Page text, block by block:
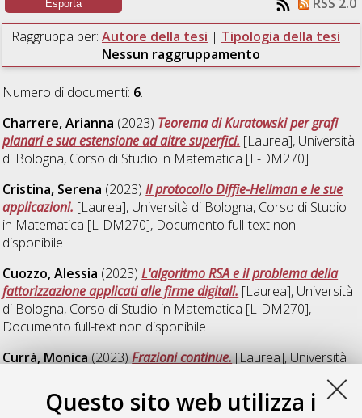
Questo sito web utilizza i
Raggruppa per: Autore della tesi | Tipologia della tesi |
Nessun raggruppamento
Numero di documenti: 6.
Charrere, Arianna (2023) Teorema di Kuratowski per grafi
planari e sua estensione ad altre superfici. [Laurea], Università
di Bologna, Corso di Studio in Matematica [L-DM270]
Cristina, Serena (2023)Il protocollo Diffie-Hellman e le sue
applicazioni. [Laurea], Università di Bologna, Corso di Studio
in Matematica [L-DM270], Documento full-text non
disponibile
Cuozzo, Alessia (2023)L'algoritmo RSA e il problema della
fattorizzazione applicati alle firme digitali. [Laurea], Università
di Bologna, Corso di Studio in Matematica [L-DM270],
Documento full-text non disponibile
Currà, Monica(2023)Frazioni continue.[Laurea], Università
Documento full-text non disponibile